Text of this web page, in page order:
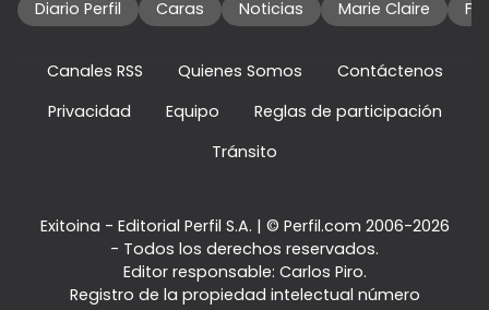
Diario Perfil Caras Noticias Marie Claire
Canales RSS Quienes Somos
Contáctenos
Privacidad
Equipo
Reglas de participación
Tránsito
Exitoina - Editorial Perfil S.A. | © Perfil.com 2006-2026
- Todos los derechos reservados.
Editor responsable: Carlos Piro.
Registro de la propiedad intelectual número